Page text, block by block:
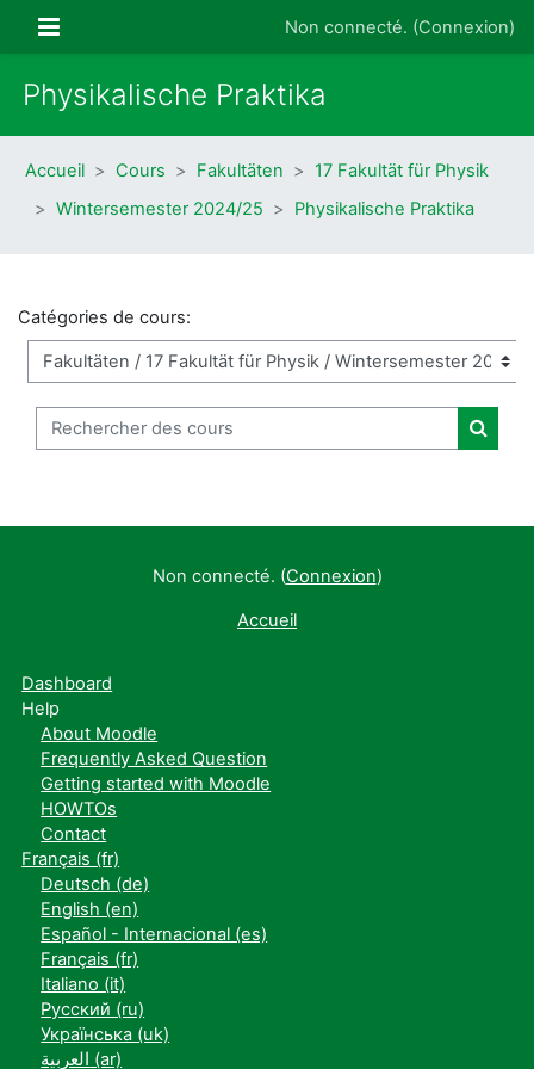
Panneau latéral Non connecté. (Connexion)
Physikalische Praktika
Accueil Cours Fakultäten
17 Fakultät für Physik
Wintersemester 2024/25
Physikalische Praktika
Catégories de cours:
Rechercher des cours
Non connecté. (Connexion)
Accueil
Dashboard
Help
About Moodle
Frequently Asked Question
Getting started with Moodle
HOWTOs
Contact
Français ‎(fr)‎
Deutsch ‎(de)‎
English ‎(en)‎
Español - Internacional ‎(es)‎
Français ‎(fr)‎
Italiano ‎(it)‎
Русский ‎(ru)‎
Українська ‎(uk)‎
العربية ‎(ar)‎